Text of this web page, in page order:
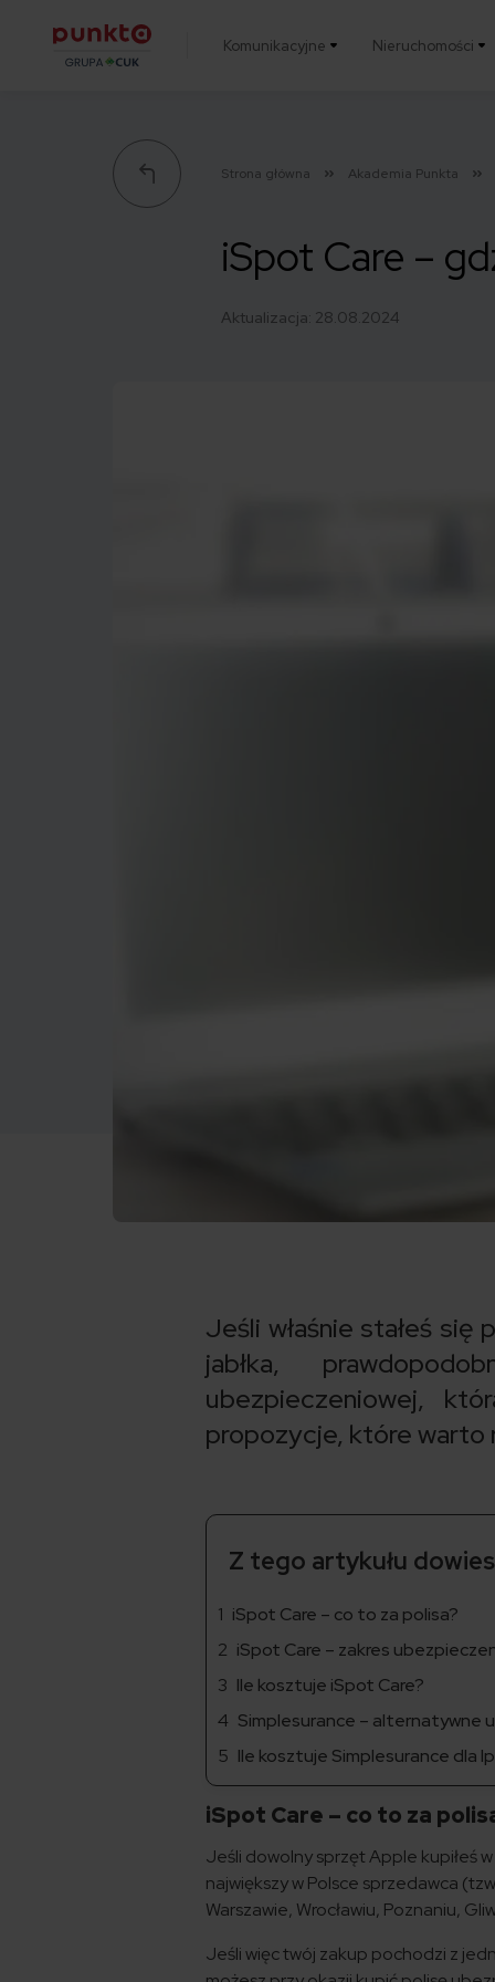
Komunikacyjne Nieruchomości
Strona główna Akademia Punkta
iSpot Care –
Aktualizacja: 28.08.2024
Jeśli właśnie stałeś
jabłka,
ubezpieczeniowej,
propozycje, które warto
Z tego artykułu
iSpot Care – co to za polisa?
iSpot Care – zakres
Ile kosztuje iSpot Care?
Simplesurance – alternatywne
Ile kosztuje Simplesurance dla
iSpot Care – co to za
Jeśli dowolny sprzęt Apple kupiłeś
największy w Polsce sprzedawca
Warszawie, Wrocławiu, Poznaniu,
Jeśli więc twój zakup pochodzi z